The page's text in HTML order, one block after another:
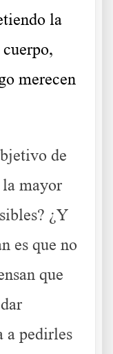
la
merecen
de
la mayor
¿Y
es que no
que
a pedirles